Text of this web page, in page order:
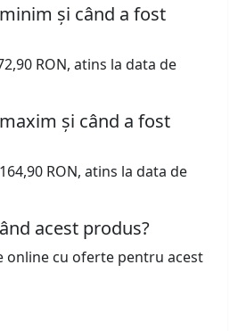
și când a fost
RON, atins la data de
și când a fost
RON, atins la data de
acest produs?
online cu oferte pentru acest